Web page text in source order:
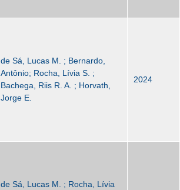
de Sá, Lucas M. ; Bernardo,
Antônio; Rocha, Lívia S. ;
Bachega, Riis R. A. ; Horvath,
Jorge E.
2024
de Sá, Lucas M. ; Rocha, Lívia